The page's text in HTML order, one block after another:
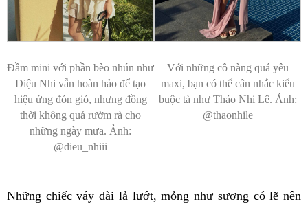
Đầm mini với phần bèo nhún như
Diệu Nhi vẫn hoàn hảo để tạo
hiệu ứng đón gió, nhưng đồng
thời không quá rườm rà cho
những ngày mưa. Ảnh:
@dieu_nhiii
Với những cô nàng quá yêu
maxi, bạn có thể cân nhắc kiểu
buộc tà như Thảo Nhi Lê. Ảnh:
@thaonhile
Những chiếc váy dài lả lướt, mỏng như sương có lẽ nên